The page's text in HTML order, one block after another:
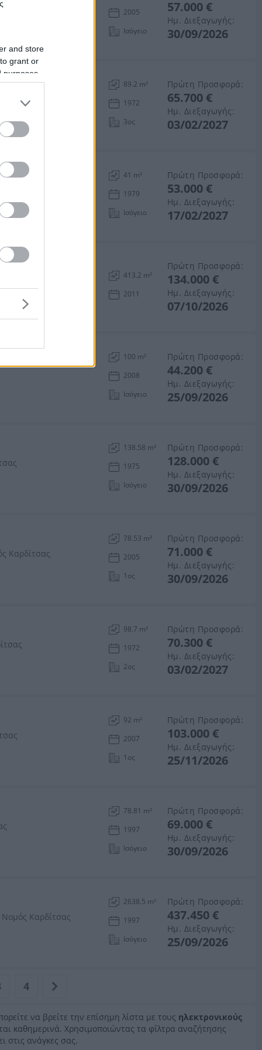
and store
grant or
purposes
Καρδίτσας
2005
Ισόγειο
57.000 €
Ημ. Διεξαγωγής:
30/09/2026
89.2 m²
1972
3ος
Πρώτη Προσφορά:
65.700 €
Ημ. Διεξαγωγής:
03/02/2027
41 m²
1979
Ισόγειο
Πρώτη Προσφορά:
53.000 €
Ημ. Διεξαγωγής:
17/02/2027
413.2 m²
2011
Πρώτη Προσφορά:
134.000 €
Ημ. Διεξαγωγής:
07/10/2026
15 τ.μ.
100 m²
2008
Ισόγειο
Πρώτη Προσφορά:
44.200 €
Ημ. Διεξαγωγής:
25/09/2026
138.58 m²
1975
Ισόγειο
Πρώτη Προσφορά:
128.000 €
Ημ. Διεξαγωγής:
30/09/2026
Καρδίτσας
78.53 m²
2005
1ος
Πρώτη Προσφορά:
71.000 €
Ημ. Διεξαγωγής:
30/09/2026
98.7 m²
1972
2ος
Πρώτη Προσφορά:
70.300 €
Ημ. Διεξαγωγής:
03/02/2027
92 m²
2007
1ος
Πρώτη Προσφορά:
103.000 €
Ημ. Διεξαγωγής:
25/11/2026
78.81 m²
1997
Ισόγειο
Πρώτη Προσφορά:
69.000 €
Ημ. Διεξαγωγής:
30/09/2026
Καρδίτσας
2638.5 m²
1997
Ισόγειο
Πρώτη Προσφορά:
437.450 €
Ημ. Διεξαγωγής:
25/09/2026
4
να βρείτε την επίσημη λίστα με τους ηλεκτρονικούς
καθημερινά. Χρησιμοποιώντας τα φίλτρα αναζήτησης
στις ανάγκες σας.